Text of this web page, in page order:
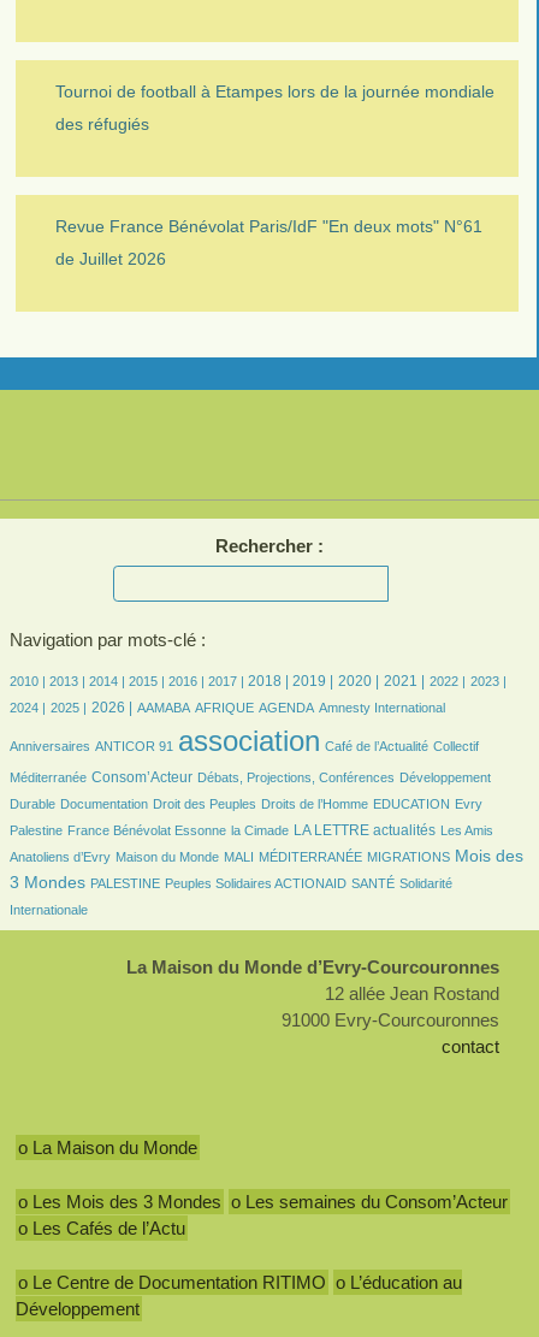
Tournoi de football à Etampes lors de la journée mondiale
des réfugiés
Revue France Bénévolat Paris/IdF "En deux mots" N°61
de Juillet 2026
Rechercher :
Navigation par mots-clé :
6/2071
2010 |
6/20712013 |
162/2071 2014 |
306/2071 2015 |
379/2071 2016 |
408/2071 2017 |
561/2071 2018 |
568/2071 2019 |
536/2071 2020 |
534/2071 2021 |
418/2071 2022 |
390/2071 2023 |
411/2071
2024 |
395/2071
2025 |
560/2071 2026 |
61/2071 AAMABA
135/2071 AFRIQUE
401/2071 AGENDA
6/2071 Amnesty International
24/2071
Anniversaires ANTICOR 91 association Café de l’Actualité Collectif
Méditerranée
628/2071 Consom’Acteur
120/2071 Débats, Projections, Conférences
127/2071
Développement
Durable
48/2071Documentation
24/2071 Droit des Peuples
132/2071 Droits de l’Homme
26/2071 EDUCATION
6/2071
Evry
Palestine
90/2071France Bénévolat Essonne
25/2071 la Cimade
681/2071 LA LETTRE actualités
24/2071
Les Amis
Anatoliens d’Evry
72/2071 Maison du Monde
18/2071 MALI
6/2071 MÉDITERRANÉE
114/2071 MIGRATIONS
853/2071
Mois des
3 Mondes
78/2071 PALESTINE
84/2071 Peuples Solidaires ACTIONAID
88/2071 SANTÉ
189/2071
Solidarité
Internationale
La Maison du Monde d’Evry-Courcouronnes
12 allée Jean Rostand
91000 Evry-Courcouronnes
contact
o La Maison du Monde
o Les Mois des 3 Mondes o Les semaines du Consom’Acteur
o Les Cafés de l’Actu
o Le Centre de Documentation RITIMO o L’éducation au
Développement